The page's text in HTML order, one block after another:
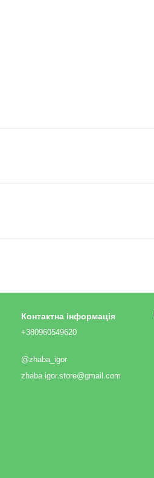
Контактна інформація
+380960549620
@zhaba_igor
zhaba.igor.store@gmail.com